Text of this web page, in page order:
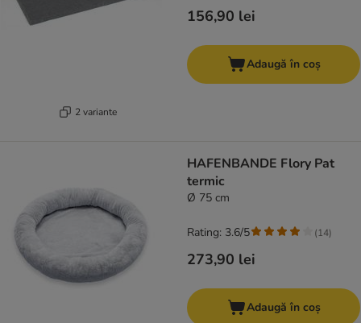
2 variante
156,90 lei
Adaugă în coș
HAFENBANDE Flory Pat
termic
Ø 75 cm
273,90 lei
Rating: 3.6/5 (14)
Adaugă în coș